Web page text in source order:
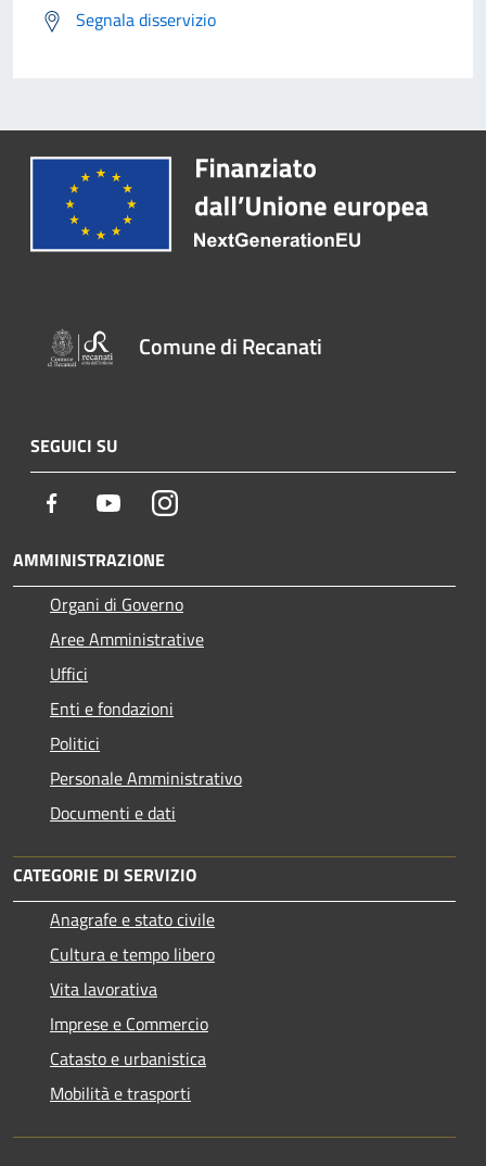
Segnala disservizio
Comune di Recanati
SEGUICI SU
Facebook YoutubeInstagram
AMMINISTRAZIONE
Organi di Governo
Aree Amministrative
Uffici
Enti e fondazioni
Politici
Personale Amministrativo
Documenti e dati
CATEGORIE DI SERVIZIO
Anagrafe e stato civile
Cultura e tempo libero
Vita lavorativa
Imprese e Commercio
Catasto e urbanistica
Mobilità e trasporti